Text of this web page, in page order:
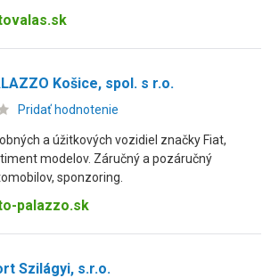
Košice, spol. s r.o.
Pridať hodnotenie
a úžitkových vozidiel značky Fiat,
modelov. Záručný a pozáručný
sponzoring.
palazzo.sk
Szilágyi, s.r.o.